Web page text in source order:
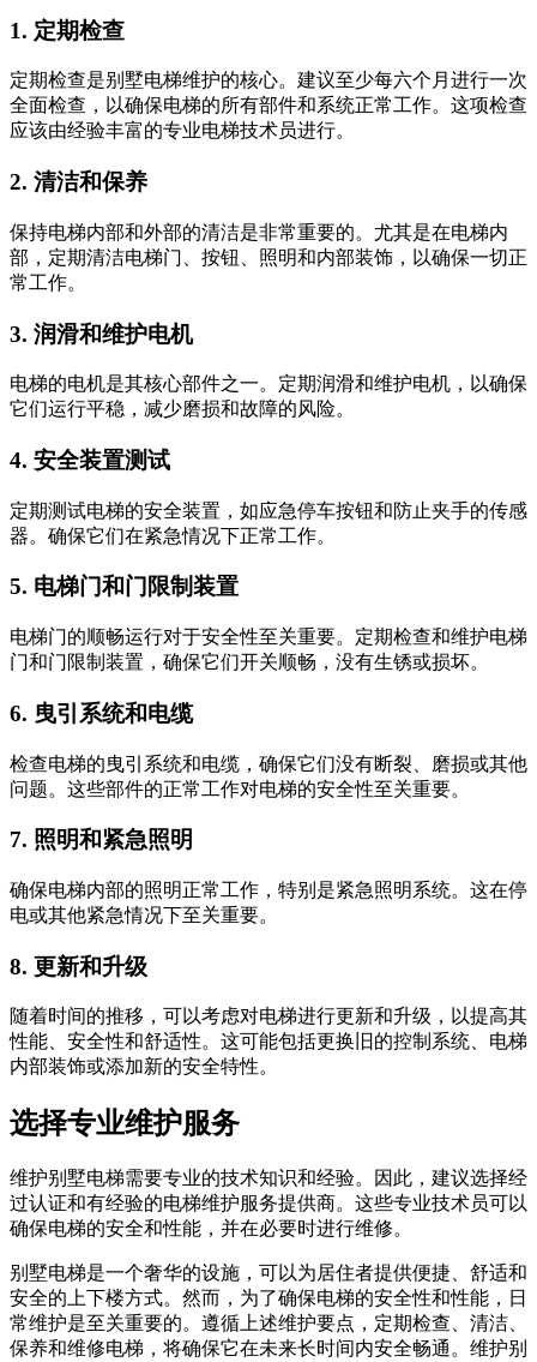
1. 定期检查
定期检查是别墅电梯维护的核心。建议至少每六个月进行一次
全面检查，以确保电梯的所有部件和系统正常工作。这项检查
应该由经验丰富的专业电梯技术员进行。
2. 清洁和保养
保持电梯内部和外部的清洁是非常重要的。尤其是在电梯内
部，定期清洁电梯门、按钮、照明和内部装饰，以确保一切正
常工作。
3. 润滑和维护电机
电梯的电机是其核心部件之一。定期润滑和维护电机，以确保
它们运行平稳，减少磨损和故障的风险。
4. 安全装置测试
定期测试电梯的安全装置，如应急停车按钮和防止夹手的传感
器。确保它们在紧急情况下正常工作。
5. 电梯门和门限制装置
电梯门的顺畅运行对于安全性至关重要。定期检查和维护电梯
门和门限制装置，确保它们开关顺畅，没有生锈或损坏。
6. 曳引系统和电缆
检查电梯的曳引系统和电缆，确保它们没有断裂、磨损或其他
问题。这些部件的正常工作对电梯的安全性至关重要。
7. 照明和紧急照明
确保电梯内部的照明正常工作，特别是紧急照明系统。这在停
电或其他紧急情况下至关重要。
8. 更新和升级
随着时间的推移，可以考虑对电梯进行更新和升级，以提高其
性能、安全性和舒适性。这可能包括更换旧的控制系统、电梯
内部装饰或添加新的安全特性。
选择专业维护服务
维护别墅电梯需要专业的技术知识和经验。因此，建议选择经
过认证和有经验的电梯维护服务提供商。这些专业技术员可以
确保电梯的安全和性能，并在必要时进行维修。
别墅电梯是一个奢华的设施，可以为居住者提供便捷、舒适和
安全的上下楼方式。然而，为了确保电梯的安全性和性能，日
常维护是至关重要的。遵循上述维护要点，定期检查、清洁、
保养和维修电梯，将确保它在未来长时间内安全畅通。维护别